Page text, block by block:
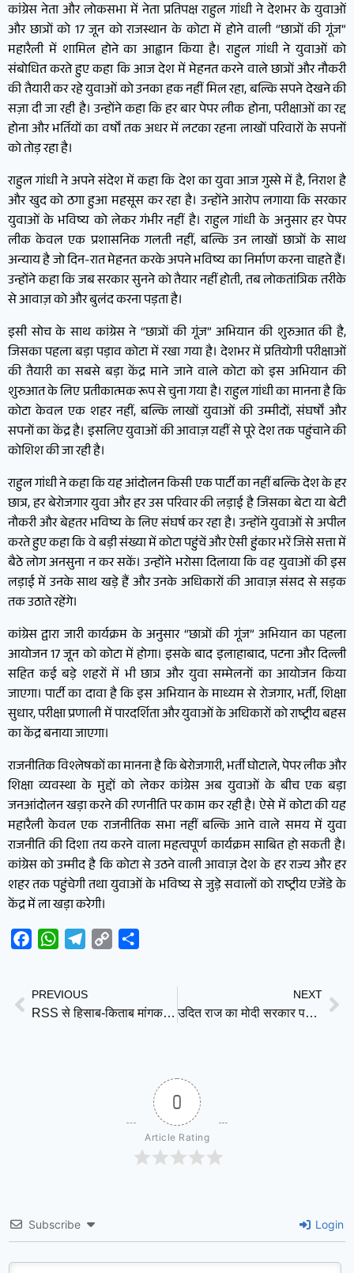
कांग्रेस नेता और लोकसभा में नेता प्रतिपक्ष राहुल गांधी ने देशभर के युवाओं
और छात्रों को 17 जून को राजस्थान के कोटा में होने वाली “छात्रों की गूंज”
महारैली में शामिल होने का आह्वान किया है। राहुल गांधी ने युवाओं को
संबोधित करते हुए कहा कि आज देश में मेहनत करने वाले छात्रों और नौकरी
की तैयारी कर रहे युवाओं को उनका हक नहीं मिल रहा, बल्कि सपने देखने की
सज़ा दी जा रही है। उन्होंने कहा कि हर बार पेपर लीक होना, परीक्षाओं का रद्द
होना और भर्तियों का वर्षों तक अधर में लटका रहना लाखों परिवारों के सपनों
को तोड़ रहा है।
राहुल गांधी ने अपने संदेश में कहा कि देश का युवा आज गुस्से में है, निराश है
और खुद को ठगा हुआ महसूस कर रहा है। उन्होंने आरोप लगाया कि सरकार
युवाओं के भविष्य को लेकर गंभीर नहीं है। राहुल गांधी के अनुसार हर पेपर
लीक केवल एक प्रशासनिक गलती नहीं, बल्कि उन लाखों छात्रों के साथ
अन्याय है जो दिन-रात मेहनत करके अपने भविष्य का निर्माण करना चाहते हैं।
उन्होंने कहा कि जब सरकार सुनने को तैयार नहीं होती, तब लोकतांत्रिक तरीके
से आवाज़ को और बुलंद करना पड़ता है।
इसी सोच के साथ कांग्रेस ने “छात्रों की गूंज” अभियान की शुरुआत की है,
जिसका पहला बड़ा पड़ाव कोटा में रखा गया है। देशभर में प्रतियोगी परीक्षाओं
की तैयारी का सबसे बड़ा केंद्र माने जाने वाले कोटा को इस अभियान की
शुरुआत के लिए प्रतीकात्मक रूप से चुना गया है। राहुल गांधी का मानना है कि
कोटा केवल एक शहर नहीं, बल्कि लाखों युवाओं की उम्मीदों, संघर्षों और
सपनों का केंद्र है। इसलिए युवाओं की आवाज़ यहीं से पूरे देश तक पहुंचाने की
कोशिश की जा रही है।
राहुल गांधी ने कहा कि यह आंदोलन किसी एक पार्टी का नहीं बल्कि देश के हर
छात्र, हर बेरोजगार युवा और हर उस परिवार की लड़ाई है जिसका बेटा या बेटी
नौकरी और बेहतर भविष्य के लिए संघर्ष कर रहा है। उन्होंने युवाओं से अपील
करते हुए कहा कि वे बड़ी संख्या में कोटा पहुंचें और ऐसी हुंकार भरें जिसे सत्ता में
बैठे लोग अनसुना न कर सकें। उन्होंने भरोसा दिलाया कि वह युवाओं की इस
लड़ाई में उनके साथ खड़े हैं और उनके अधिकारों की आवाज़ संसद से सड़क
तक उठाते रहेंगे।
कांग्रेस द्वारा जारी कार्यक्रम के अनुसार “छात्रों की गूंज” अभियान का पहला
आयोजन 17 जून को कोटा में होगा। इसके बाद इलाहाबाद, पटना और दिल्ली
सहित कई बड़े शहरों में भी छात्र और युवा सम्मेलनों का आयोजन किया
जाएगा। पार्टी का दावा है कि इस अभियान के माध्यम से रोजगार, भर्ती, शिक्षा
सुधार, परीक्षा प्रणाली में पारदर्शिता और युवाओं के अधिकारों को राष्ट्रीय बहस
का केंद्र बनाया जाएगा।
राजनीतिक विश्लेषकों का मानना है कि बेरोजगारी, भर्ती घोटाले, पेपर लीक और
शिक्षा व्यवस्था के मुद्दों को लेकर कांग्रेस अब युवाओं के बीच एक बड़ा
जनआंदोलन खड़ा करने की रणनीति पर काम कर रही है। ऐसे में कोटा की यह
महारैली केवल एक राजनीतिक सभा नहीं बल्कि आने वाले समय में युवा
राजनीति की दिशा तय करने वाला महत्वपूर्ण कार्यक्रम साबित हो सकती है।
कांग्रेस को उम्मीद है कि कोटा से उठने वाली आवाज़ देश के हर राज्य और हर
शहर तक पहुंचेगी तथा युवाओं के भविष्य से जुड़े सवालों को राष्ट्रीय एजेंडे के
केंद्र में ला खड़ा करेगी।
FacebookWhatsAppTelegram
Copy
PREVIOUS
RSS से हिसाब-किताब मांगकर प्रियांक खड़गे ने छेड़ी नई बहस, मोहन भागवत को भेजा सवालों से भरा पत्र
NEXT
उदित राज का मोदी सरकार पर हमला, बोले- ईरान-अमेरिका समझौते में पाकिस्तान की भूमिका ने भारत को किया शर्मिंदा
0
Article Rating
Subscribe Login